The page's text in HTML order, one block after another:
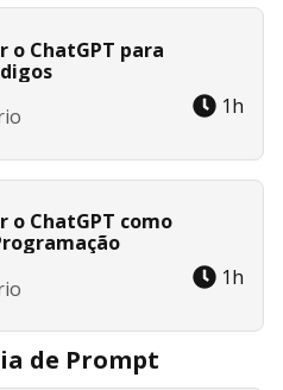
o ChatGPT para
1h
o ChatGPT como
1h
de Prompt